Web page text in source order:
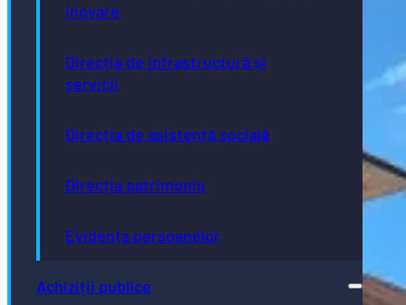
inovare
Direcția de infrastructură și
servicii
Direcția de asistență socială
Direcția patrimoniu
Evidența persoanelor
Achiziții publice